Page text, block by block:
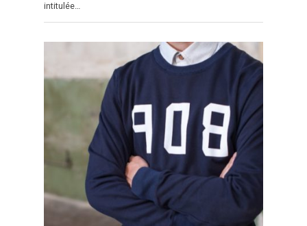
intitulée…